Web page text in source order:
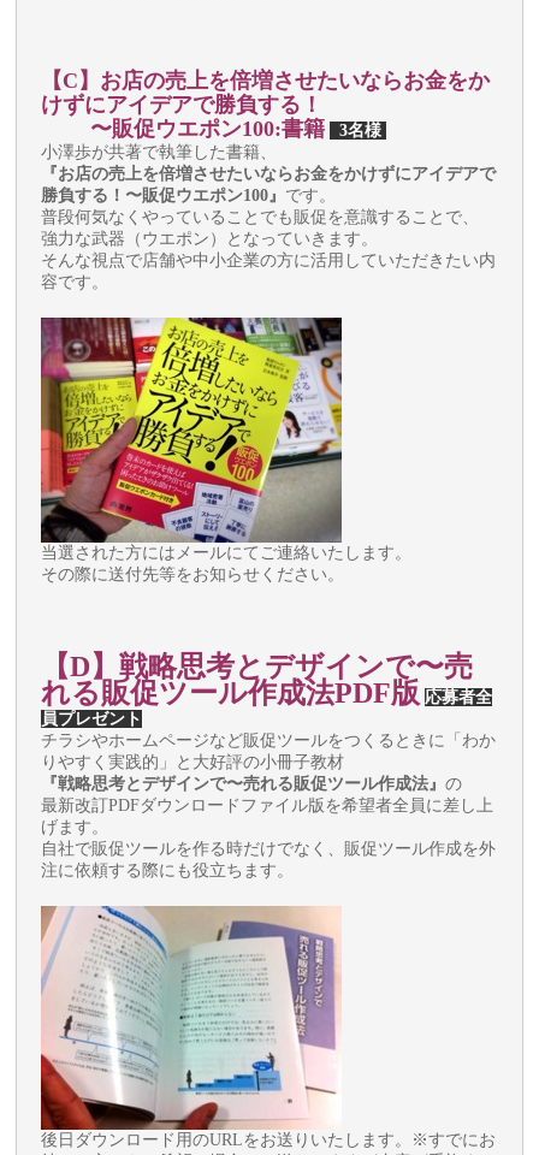
【C】 お店の売上を倍増させたいならお金をか
けずにアイデアで勝負する！
〜販促ウエポン100:書籍
3名様
小澤歩が共著で執筆した書籍、
『お店の売上を倍増させたいならお金をかけずにアイデアで
勝負する！〜販促ウエポン100』 です。
普段何気なくやっていることでも販促を意識することで、
強力な武器（ウエポン）となっていきます。
そんな視点で店舗や中小企業の方に活用していただきたい内
容です。
当選された方にはメールにてご連絡いたします。
その際に送付先等をお知らせください。
【D】戦略思考とデザインで〜売
れる販促ツール作成法PDF版 応募者全
員プレゼント
チラシやホームページなど販促ツールをつくるときに「わか
りやすく実践的」と大好評の小冊子教材
『戦略思考とデザインで〜売れる販促ツール作成法』の
最新改訂PDFダウンロードファイル版を希望者全員に差し上
げます。
自社で販促ツールを作る時だけでなく、販促ツール作成を外
注に依頼する際にも役立ちます。
後日ダウンロード用のURLをお送りいたします。※すでにお